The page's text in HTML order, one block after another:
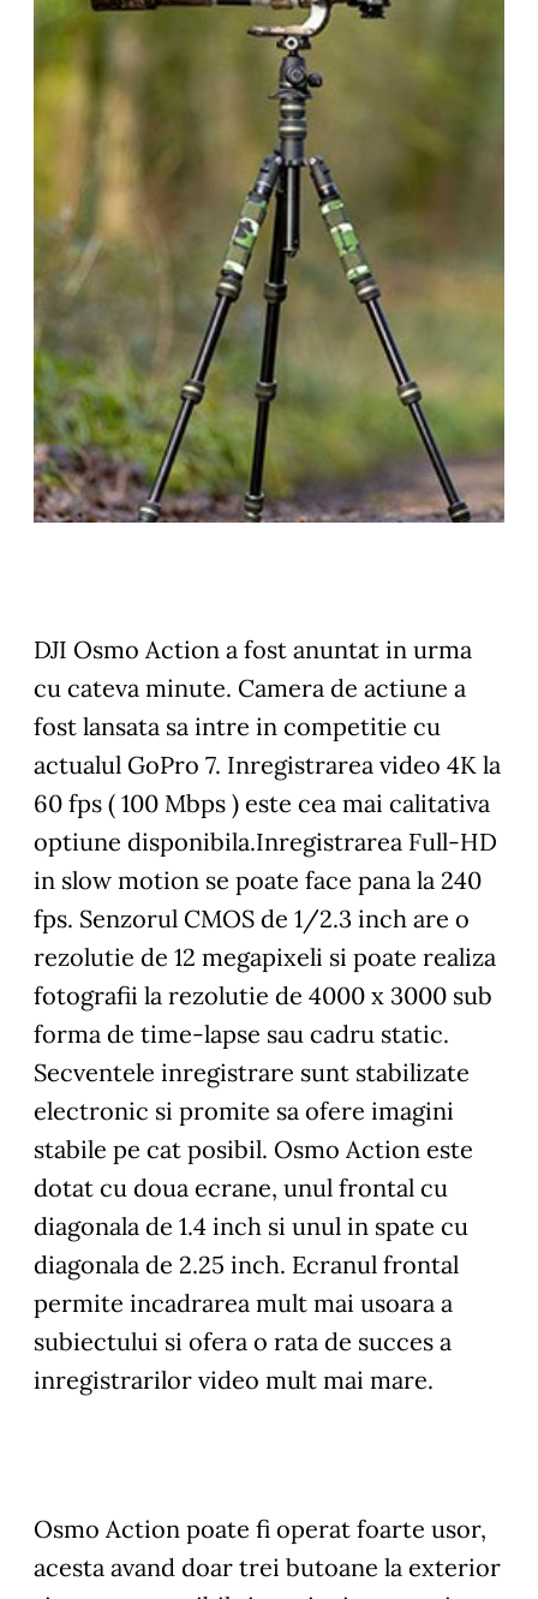
DJI Osmo Action a fost anuntat in urma
cu cateva minute. Camera de actiune a
fost lansata sa intre in competitie cu
actualul GoPro 7. Inregistrarea video 4K la
60 fps ( 100 Mbps ) este cea mai calitativa
optiune disponibila.Inregistrarea Full-HD
in slow motion se poate face pana la 240
fps. Senzorul CMOS de 1/2.3 inch are o
rezolutie de 12 megapixeli si poate realiza
fotografii la rezolutie de 4000 x 3000 sub
forma de time-lapse sau cadru static.
Secventele inregistrare sunt stabilizate
electronic si promite sa ofere imagini
stabile pe cat posibil. Osmo Action este
dotat cu doua ecrane, unul frontal cu
diagonala de 1.4 inch si unul in spate cu
diagonala de 2.25 inch. Ecranul frontal
permite incadrarea mult mai usoara a
subiectului si ofera o rata de succes a
inregistrarilor video mult mai mare.
Osmo Action poate fi operat foarte usor,
acesta avand doar trei butoane la exterior